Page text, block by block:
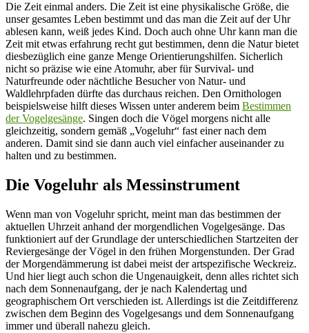
Die Zeit einmal anders. Die Zeit ist eine physikalische Größe, die
unser gesamtes Leben bestimmt und das man die Zeit auf der Uhr
ablesen kann, weiß jedes Kind. Doch auch ohne Uhr kann man die
Zeit mit etwas erfahrung recht gut bestimmen, denn die Natur bietet
diesbezüglich eine ganze Menge Orientierungshilfen. Sicherlich
nicht so präzise wie eine Atomuhr, aber für Survival- und
Naturfreunde oder nächtliche Besucher von Natur- und
Waldlehrpfaden dürfte das durchaus reichen. Den Ornithologen
beispielsweise hilft dieses Wissen unter anderem beim Bestimmen
der Vogelgesänge. Singen doch die Vögel morgens nicht alle
gleichzeitig, sondern gemäß „Vogeluhr“ fast einer nach dem
anderen. Damit sind sie dann auch viel einfacher auseinander zu
halten und zu bestimmen.
Die Vogeluhr als Messinstrument
Wenn man von Vogeluhr spricht, meint man das bestimmen der
aktuellen Uhrzeit anhand der morgendlichen Vogelgesänge. Das
funktioniert auf der Grundlage der unterschiedlichen Startzeiten der
Reviergesänge der Vögel in den frühen Morgenstunden. Der Grad
der Morgendämmerung ist dabei meist der artspezifische Weckreiz.
Und hier liegt auch schon die Ungenauigkeit, denn alles richtet sich
nach dem Sonnenaufgang, der je nach Kalendertag und
geographischem Ort verschieden ist. Allerdings ist die Zeitdifferenz
zwischen dem Beginn des Vogelgesangs und dem Sonnenaufgang
immer und überall nahezu gleich.